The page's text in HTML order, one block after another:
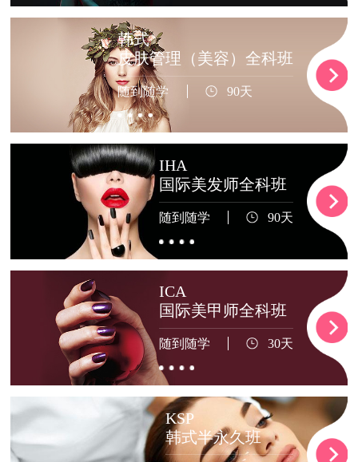
韩式
皮肤管理（美容）全科班
随到随学 90天
IHA
国际美发师全科班
随到随学 90天
ICA
国际美甲师全科班
随到随学 30天
KSP
韩式半永久班